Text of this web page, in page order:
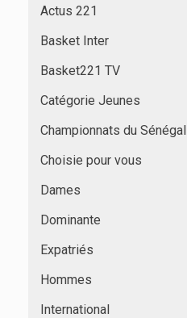
Actus 221
Basket Inter
Basket221 TV
Catégorie Jeunes
Championnats du Sénégal
Choisie pour vous
Dames
Dominante
Expatriés
Hommes
International